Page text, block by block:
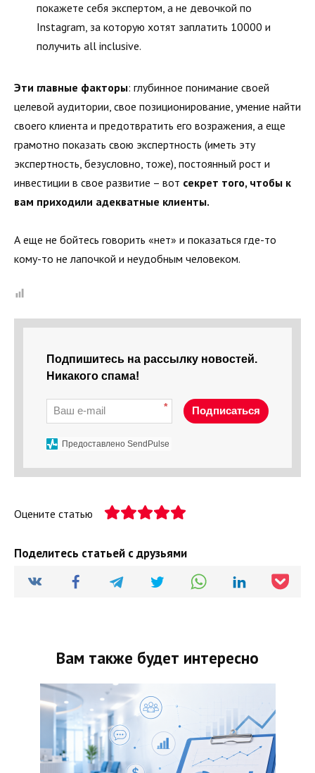
покажете себя экспертом, а не девочкой по
Instagram, за которую хотят заплатить 10000 и
получить all inclusive.
Эти главные факторы: глубинное понимание своей
целевой аудитории, свое позиционирование, умение найти
своего клиента и предотвратить его возражения, а еще
грамотно показать свою экспертность (иметь эту
экспертность, безусловно, тоже), постоянный рост и
инвестиции в свое развитие – вот секрет того, чтобы к
вам приходили адекватные клиенты.
А еще не бойтесь говорить «нет» и показаться где-то
кому-то не лапочкой и неудобным человеком.
Подпишитесь на рассылку новостей.
Никакого спама!
* Подписаться
Предоставлено SendPulse
Оцените статью
Поделитесь статьей с друзьями
Вам также будет интересно